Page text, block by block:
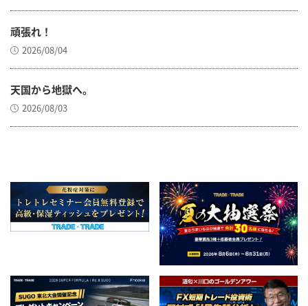
頑張れ！
2026/08/04
天国から地獄へ。
2026/08/03